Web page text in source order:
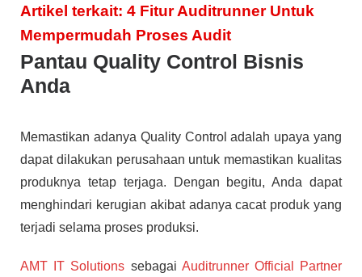
Artikel terkait: 4 Fitur Auditrunner Untuk
Mempermudah Proses Audit
Pantau Quality Control Bisnis
Anda
Memastikan adanya Quality Control adalah upaya yang
dapat dilakukan perusahaan untuk memastikan kualitas
produknya tetap terjaga. Dengan begitu, Anda dapat
menghindari kerugian akibat adanya cacat produk yang
terjadi selama proses produksi.
AMT IT Solutions sebagai Auditrunner Official Partner